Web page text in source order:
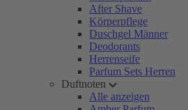
After Shave
Körperpflege
Duschgel Männer
Deodorants
Herrenseife
Parfum Sets Herren
Duftnoten
Alle anzeigen